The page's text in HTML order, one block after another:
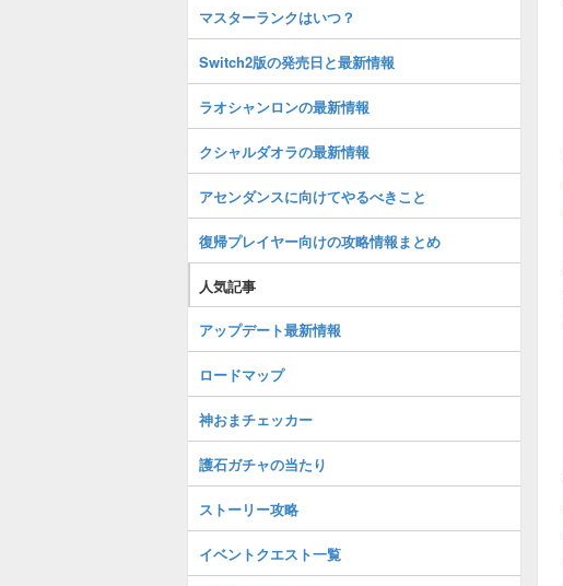
マスターランクはいつ？
Switch2版の発売日と最新情報
ラオシャンロンの最新情報
クシャルダオラの最新情報
アセンダンスに向けてやるべきこと
復帰プレイヤー向けの攻略情報まとめ
人気記事
アップデート最新情報
ロードマップ
神おまチェッカー
護石ガチャの当たり
ストーリー攻略
イベントクエスト一覧